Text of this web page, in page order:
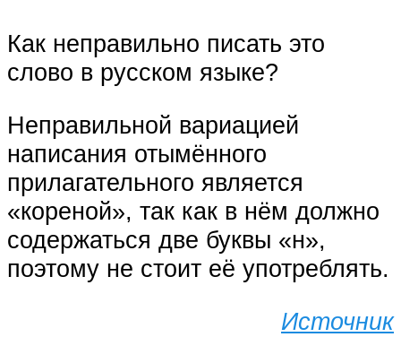
Как неправильно писать это
слово в русском языке?
Неправильной вариацией
написания отымённого
прилагательного является
«кореной», так как в нём должно
содержаться две буквы «н»,
поэтому не стоит её употреблять.
Источник